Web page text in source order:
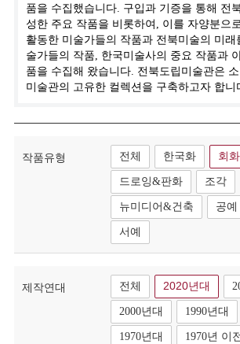
품을 수집했습니다. 구입과 기증을 통해 전
성한 주요 작품을 비롯하여, 이를 자양분으
활동한 미술가들의 작품과 전북미술의 미래
술가들의 작품, 한국미술사의 중요 작품과
품을 수집해 왔습니다. 전북도립미술관은
미술관의 고유한 컬렉션을 구축하고자 합니
작품유형 전체 한국화 회화
드로잉&판화 조각
뉴미디어&건축 공예
서예
제작연대 전체 2020년대
2000년대 1990년대
1970년대 1970년 이